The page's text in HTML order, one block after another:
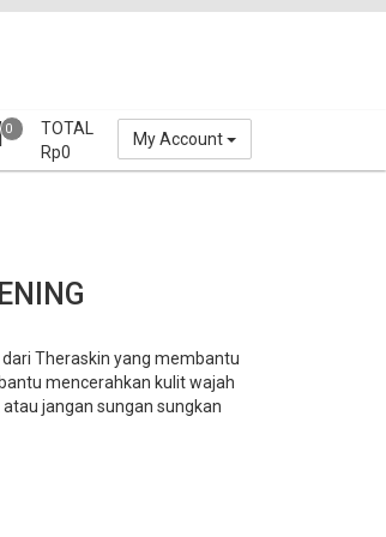
My Account
0
TOTAL
Rp0
Theraskin yang membantu
mencerahkan kulit wajah
jangan sungan sungkan